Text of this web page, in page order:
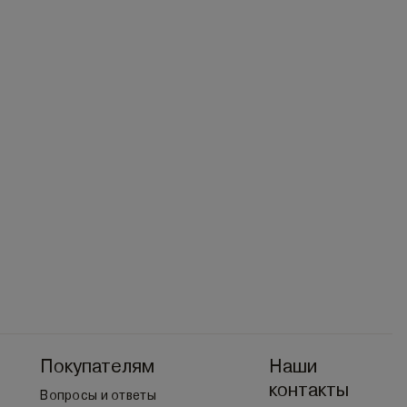
Покупателям
Вопросы и ответы
Наши
контакты